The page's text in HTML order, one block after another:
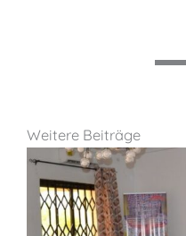
Weitere Beiträge